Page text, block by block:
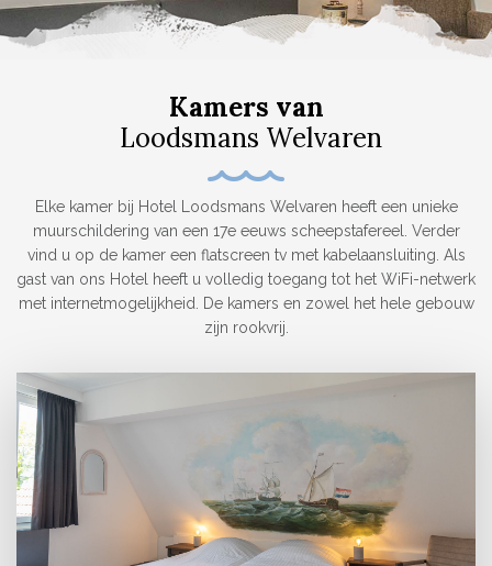
Kamers van
Loodsmans Welvaren
Elke kamer bij Hotel Loodsmans Welvaren heeft een unieke
muurschildering van een 17e eeuws scheepstafereel. Verder
vind u op de kamer een flatscreen tv met kabelaansluiting. Als
gast van ons Hotel heeft u volledig toegang tot het WiFi-netwerk
met internetmogelijkheid. De kamers en zowel het hele gebouw
zijn rookvrij.